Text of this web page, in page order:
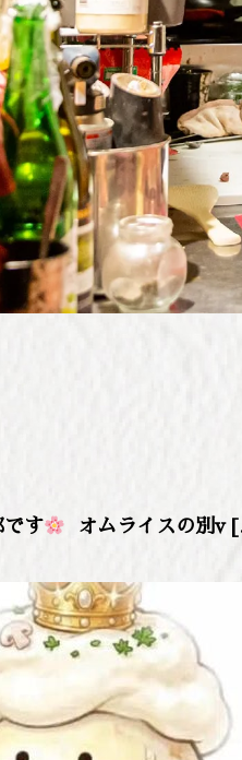
こんにちはラプランセス
です オムライスの別v